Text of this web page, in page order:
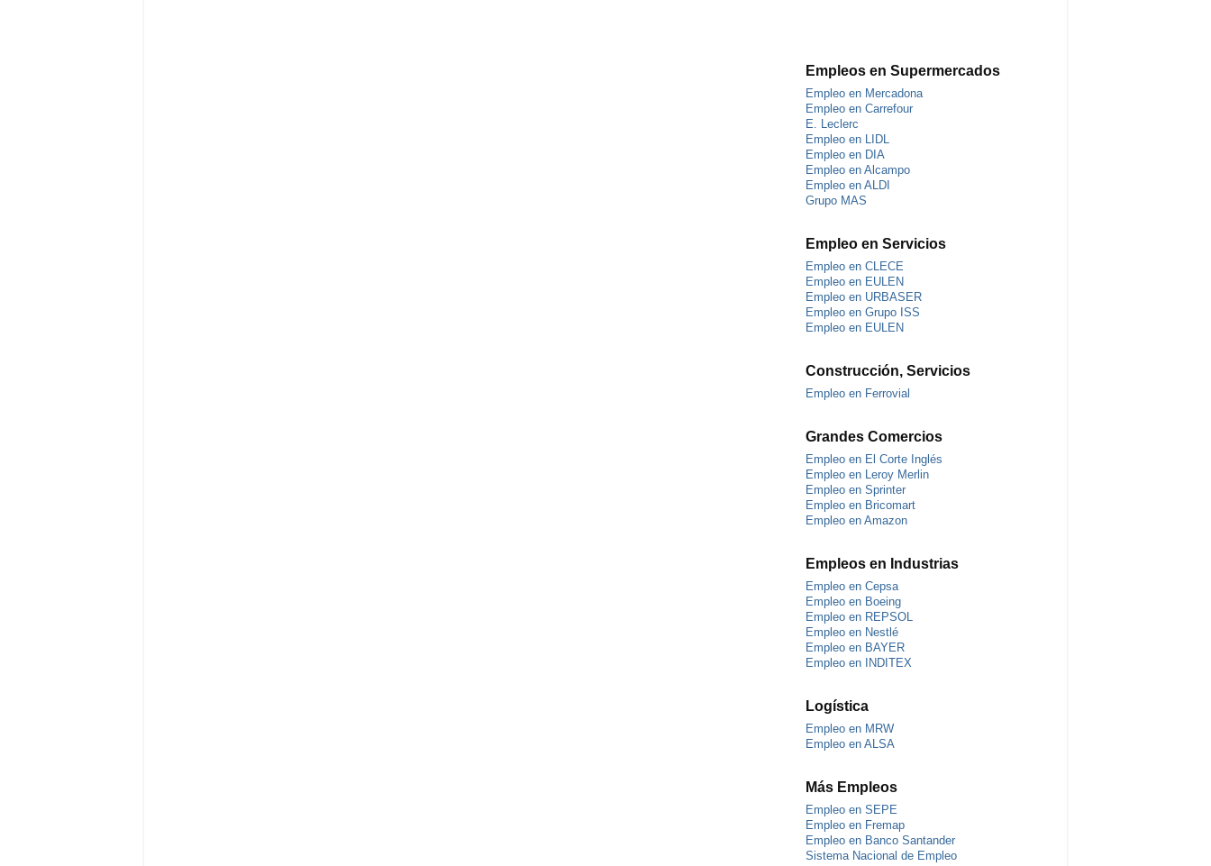
Empleos en Supermercados
Empleo en Mercadona
Empleo en Carrefour
E. Leclerc
Empleo en LIDL
Empleo en DIA
Empleo en Alcampo
Empleo en ALDI
Grupo MAS
Empleo en Servicios
Empleo en CLECE
Empleo en EULEN
Empleo en URBASER
Empleo en Grupo ISS
Empleo en EULEN
Construcción, Servicios
Empleo en Ferrovial
Grandes Comercios
Empleo en El Corte Inglés
Empleo en Leroy Merlin
Empleo en Sprinter
Empleo en Bricomart
Empleo en Amazon
Empleos en Industrias
Empleo en Cepsa
Empleo en Boeing
Empleo en REPSOL
Empleo en Nestlé
Empleo en BAYER
Empleo en INDITEX
Logística
Empleo en MRW
Empleo en ALSA
Más Empleos
Empleo en SEPE
Empleo en Fremap
Empleo en Banco Santander
Sistema Nacional de Empleo